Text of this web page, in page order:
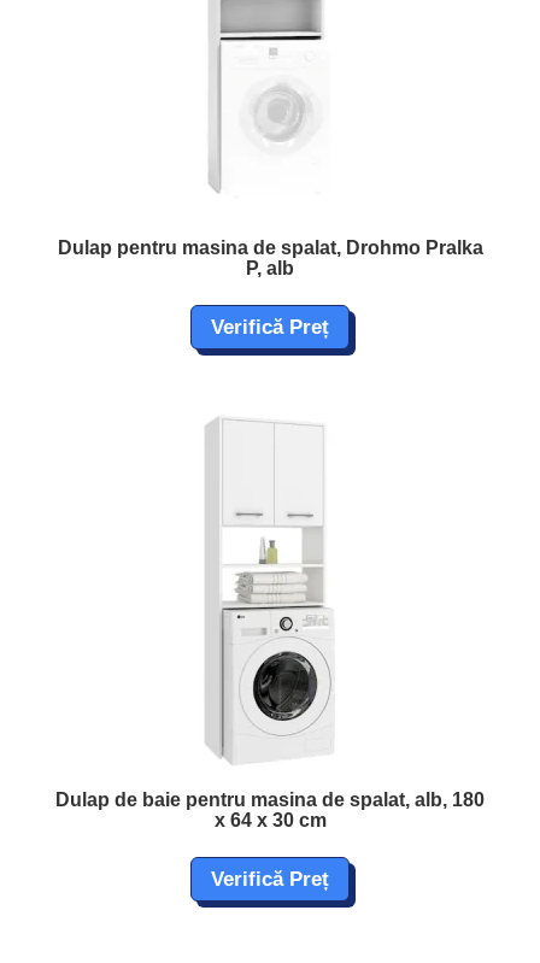
Dulap pentru masina de spalat, Drohmo Pralka
P, alb
Verifică Preț
Dulap de baie pentru masina de spalat, alb, 180
x 64 x 30 cm
Verifică Preț